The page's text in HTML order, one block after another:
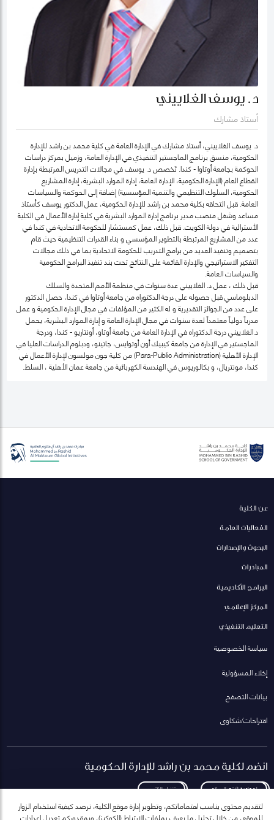
د. يوسف الغلاييني
أستاذ مشارك
د. يوسف الغلاييني، أستاذ مشارك في الإدارة العامة في كلية محمد بن راشد للإدارة
الحكومية، منسق برنامج الماجستير التنفيذي في الإدارة العامة، وزميل بمركز دراسات
الحوكمة بجامعة أوتاوا - كندا. تَخصص د. يوسف في مجالات التدريس المرتبطة بإدارة
القطاع العام (الإدارة الحكومية، الإدارة العامة، إدارة الموارد البشرية، إدارة المشاريع
الحكومية، السلوك التنظيمي والتنمية المؤسسية) إضافة إلى الحوكمة والسياسات
العامة. قبل التحاقه بكلية محمد بن راشد للإدارة الحكومية، عمل الدكتور يوسف كأستاذ
مساعد وشغل منصب مدير برنامج إدارة الموارد البشرية في كلية إدارة الأعمال في الكلية
الأسترالية في دولة الكويت. قبل ذلك، عمل كمستشار للحكومة الاتحادية في كندا في
عدد من المشاريع المرتبطة بالتطوير المؤسسي و بناء القدرات التنظيمية حيث قام
بتصميم وتنفيذ العديد من برامج التدريب للحكومة الاتحادية بما في ذلك مجالات
التفكير الاستراتيجي والإدارة القائمة على النتائج تحت بند تنفيذ البرامج الحكومية
والسياسات العامة.
قبل ذلك ، عمل د. الغلاييني عدة سنوات في منظمة الأمم المتحدة والسلك
الدبلوماسي قبل حصوله على درجة الدكتوراه من جامعة أوتاوا في كندا، حصل الدكتور
على عدد من الجوائز التقديرية و له الكثير من المؤلفات في مجال الإدارة الحكومية و عمل
مدرباً دولياً معتمداً لعدة سنوات في مجال الإدارة العامة و إدارة الموارد البشرية، يحمل
د.الغلاييني درجة الدكتوراه في الإدارة العامة من جامعة أوتاو، أونتاريو - كندا، ودرجة
الماجستير في الإدارة من جامعة كيبيك أون أوتوايس، جاتينو، ودبلوم الدراسات العليا في
الإدارة الأهلية (Para-Public Administration) من كلية جون مولسون لإدارة الأعمال في
كندا، مونتريال، و بكالوريوس في الهندسة الكهربائية من جامعة عمان الأهلية ، السلط.
عن الكلية
الفعاليات العامة
البحوث والإصدارات
المبادرات
البرامج الأكاديمية
المركز الإعلامي
التعليم التنفيذي
سياسة الخصوصية
إخلاء المسؤولية
بيانات التصفح
اقتراحات/شكاوى
انضم لكلية محمد بن راشد للإدارة الحكومية
لمعاودة الاتصال بكم تنزيل الكتيب
لتقديم محتوى يناسب اهتماماتكم، وتطوير إدارة موقع الكلية، نرصد كيفية استخدام الزوار